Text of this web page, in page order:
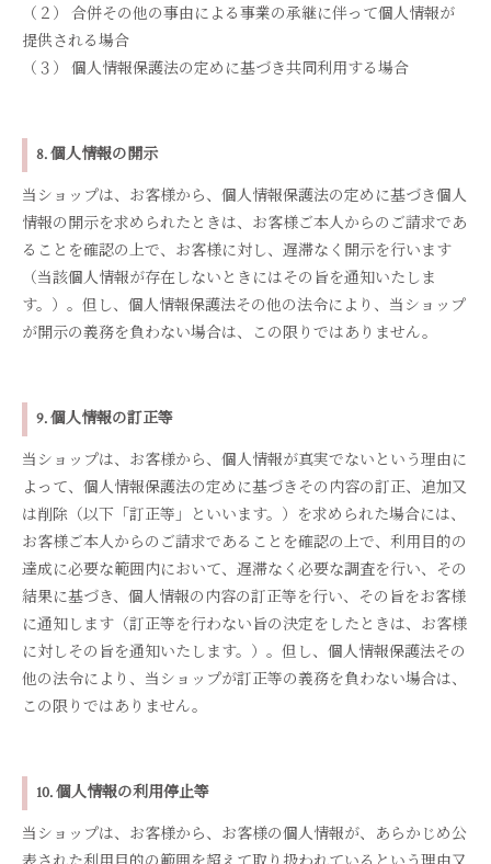
（２） 合併その他の事由による事業の承継に伴って個人情報が
提供される場合
（３） 個人情報保護法の定めに基づき共同利用する場合
8. 個人情報の開示
当ショップは、お客様から、個人情報保護法の定めに基づき個人
情報の開示を求められたときは、お客様ご本人からのご請求であ
ることを確認の上で、お客様に対し、遅滞なく開示を行います
（当該個人情報が存在しないときにはその旨を通知いたしま
す。）。但し、個人情報保護法その他の法令により、当ショップ
が開示の義務を負わない場合は、この限りではありません。
9. 個人情報の訂正等
当ショップは、お客様から、個人情報が真実でないという理由に
よって、個人情報保護法の定めに基づきその内容の訂正、追加又
は削除（以下「訂正等」といいます。）を求められた場合には、
お客様ご本人からのご請求であることを確認の上で、利用目的の
達成に必要な範囲内において、遅滞なく必要な調査を行い、その
結果に基づき、個人情報の内容の訂正等を行い、その旨をお客様
に通知します（訂正等を行わない旨の決定をしたときは、お客様
に対しその旨を通知いたします。）。但し、個人情報保護法その
他の法令により、当ショップが訂正等の義務を負わない場合は、
この限りではありません。
10. 個人情報の利用停止等
当ショップは、お客様から、お客様の個人情報が、あらかじめ公